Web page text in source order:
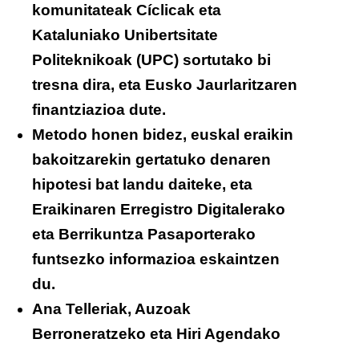
komunitateak Cíclicak eta
Kataluniako Unibertsitate
Politeknikoak (UPC) sortutako bi
tresna dira, eta Eusko Jaurlaritzaren
finantziazioa dute.
Metodo honen bidez, euskal eraikin
bakoitzarekin gertatuko denaren
hipotesi bat landu daiteke, eta
Eraikinaren Erregistro Digitalerako
eta Berrikuntza Pasaporterako
funtsezko informazioa eskaintzen
du.
Ana Telleriak, Auzoak
Berroneratzeko eta Hiri Agendako